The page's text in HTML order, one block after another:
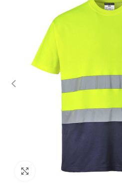
Click to enlarge